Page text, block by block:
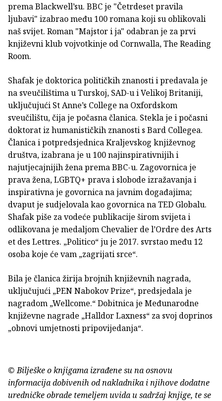
prema Blackwell’su. BBC je "Četrdeset pravila
ljubavi" izabrao među 100 romana koji su oblikovali
naš svijet. Roman "Majstor i ja" odabran je za prvi
književni klub vojvotkinje od Cornwalla, The Reading
Room.
Shafak je doktorica političkih znanosti i predavala je
na sveučilištima u Turskoj, SAD-u i Velikoj Britaniji,
uključujući St Anne’s College na Oxfordskom
sveučilištu, čija je počasna članica. Stekla je i počasni
doktorat iz humanističkih znanosti s Bard Collegea.
Članica i potpredsjednica Kraljevskog književnog
društva, izabrana je u 100 najinspirativnijih i
najutjecajnijih žena prema BBC-u. Zagovornica je
prava žena, LGBTQ+ prava i slobode izražavanja i
inspirativna je govornica na javnim događajima;
dvaput je sudjelovala kao govornica na TED Globalu.
Shafak piše za vodeće publikacije širom svijeta i
odlikovana je medaljom Chevalier de l’Ordre des Arts
et des Lettres. „Politico“ ju je 2017. svrstao među 12
osoba koje će vam „zagrijati srce“.
Bila je članica žirija brojnih književnih nagrada,
uključujući „PEN Nabokov Prize“, predsjedala je
nagradom „Wellcome.“ Dobitnica je Međunarodne
književne nagrade „Halldor Laxness“ za svoj doprinos
„obnovi umjetnosti pripovijedanja“.
© Bilješke o knjigama izrađene su na osnovu
informacija dobivenih od nakladnika i njihove dodatne
uredničke obrade temeljem uvida u sadržaj knjige, te se